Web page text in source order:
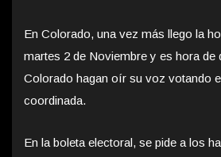
En Colorado, una vez más llego la
martes 2 de Noviembre y es hora de
Colorado hagan oír su voz votando
coordinada.
En la boleta electoral, se pide a los